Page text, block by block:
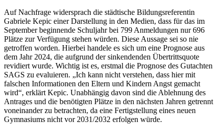
Auf Nachfrage widersprach die städtische Bildungsreferentin
Gabriele Kepic einer Darstellung in den Medien, dass für das im
September beginnende Schuljahr bei 799 Anmeldungen nur 696
Plätze zur Verfügung stehen würden. Diese Aussage sei so nie
getroffen worden. Hierbei handele es sich um eine Prognose aus
dem Jahr 2024, die aufgrund der sinkendenden Übertrittsquote
revidiert wurde. Wichtig ist es, erstmal die Prognose des Gutachten
SAGS zu evaluieren. „Ich kann nicht verstehen, dass hier mit
falschen Informationen den Eltern und Kindern Angst gemacht
wird“, erklärt Kepic. Unabhängig davon sind die Ablehnung des
Antrages und die benötigten Plätze in den nächsten Jahren getrennt
voneinander zu betrachten, da eine Fertigstellung eines neuen
Gymnasiums nicht vor 2031/2032 erfolgen würde.